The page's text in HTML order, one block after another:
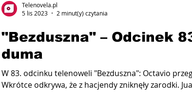
"Bezduszna" – Odcinek
duma
W 83. odcinku telenoweli "Bezduszna": Octavio
Wkrótce
Telenovela.pl
5 lis 2023
2 minut(y) czytania